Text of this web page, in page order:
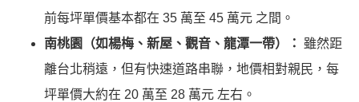
前每坪單價基本都在 35 萬至 45 萬元 之間。
南桃園（如楊梅、新屋、觀音、龍潭一帶）：
雖然距
離台北稍遠，但有快速道路串聯，地價相對親民，每
坪單價大約在 20 萬至 28 萬元 左右。